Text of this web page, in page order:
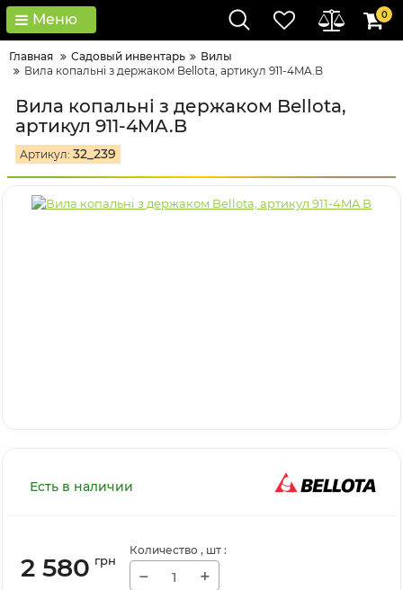
Меню 0
Главная Садовый инвентарь
Вилы
Вила копальні з держаком Bellota, артикул 911-4MA.B
Вила копальні з держаком Bellota,
артикул 911-4MA.B
Артикул: 32_239
Есть в наличии
2 580 грн
Количество , шт :
− +